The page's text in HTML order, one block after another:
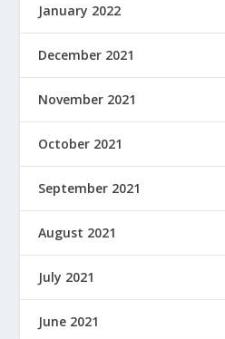
January 2022
December 2021
November 2021
October 2021
September 2021
August 2021
July 2021
June 2021